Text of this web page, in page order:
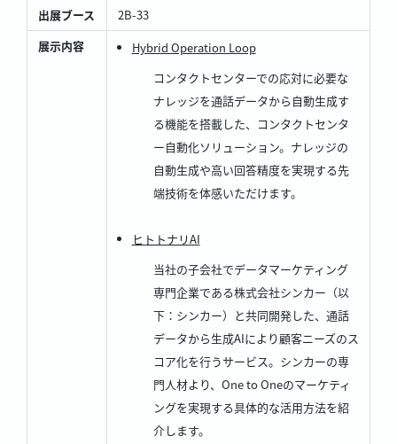
出展ブース
2B-33
展示内容
Hybrid Operation Loop
コンタクトセンターでの応対に必要な
ナレッジを通話データから自動生成す
る機能を搭載した、コンタクトセンタ
ー自動化ソリューション。ナレッジの
自動生成や高い回答精度を実現する先
端技術を体感いただけます。
ヒトトナリAI
当社の子会社でデータマーケティング
専門企業である株式会社シンカー（以
下：シンカー）と共同開発した、通話
データから生成AIにより顧客ニーズのス
コア化を行うサービス。シンカーの専
門人材より、One to Oneのマーケティ
ングを実現する具体的な活用方法を紹
介します。